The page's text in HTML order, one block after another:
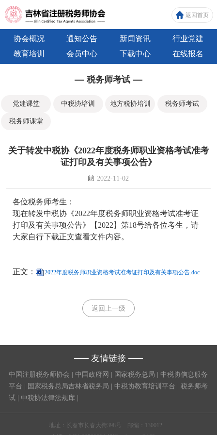
返回首页
协会概况 通知公告 新闻资讯
行业党建
教育培训
会员中心 下载中心 在线报名
税务师考试
党建课堂 中税协培训 地方税协培训 税务师考试
税务师课堂
关于转发中税协《2022年度税务师职业资格考试准考
证打印及有关事项公告》
2022-11-02
各位税务师考生：
现在转发中税协《2022年度税务师职业资格考试准考证
打印及有关事项公告》【2022】第18号给各位考生，请
大家自行下载正文查看文件内容。
正文： 2022年度税务师职业资格考试准考证打印及有关事项公告.doc
返回上一级
友情链接
中国注册税务师协会 中国政府网 国家税务总局
中税协信息服务
平台
国家税务总局吉林省税务局 中税协教育培训平台
税务师考
试
中税协法律法规库
地址：长春市长春大街398号 邮编：130012